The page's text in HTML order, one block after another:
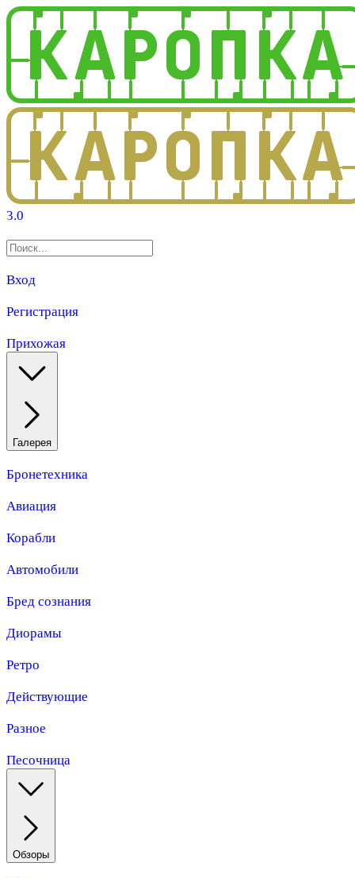
3.0
Вход
Регистрация
Прихожая
Галерея
Бронетехника
Авиация
Корабли
Автомобили
Бред сознания
Диорамы
Ретро
Действующие
Разное
Песочница
Обзоры